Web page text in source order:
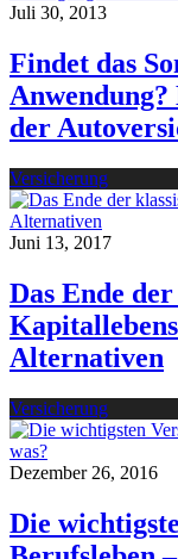
Juli 30, 2013
Findet das
der
Versicherung
Juni 13, 2017
Das Ende
Alternativen
Versicherung
Dezember 26, 2016
Die